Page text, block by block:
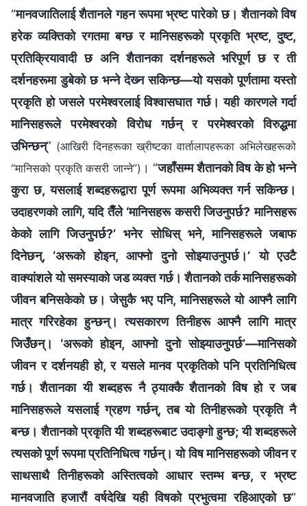
“मानवजातिलाई शैतानले गहन रूपमा भ्रष्ट पारेको छ। शैतानको विष
हरेक व्यक्तिको रगतमा बग्छ र मानिसहरूको प्रकृति भ्रष्ट, दुष्ट,
प्रतिक्रियावादी छ अनि शैतानका दर्शनहरूले भरिपूर्ण छ र ती
दर्शनहरूमा डुबेको छ भन्‍ने देख्‍न सकिन्छ—यो यसको पूर्णतामा यस्तो
प्रकृति हो जसले परमेश्‍वरलाई विश्‍वासघात गर्छ। यही कारणले गर्दा
मानिसहरूले परमेश्‍वरको विरोध गर्छन् र परमेश्‍वरको विरुद्धमा
उभिन्छन्” (आखिरी दिनहरूका ख्रीष्टका वार्तालापहरूका अभिलेखहरूको
“मानिसको प्रकृति कसरी जान्ने”) । “जहाँसम्म शैतानको विष के हो भन्ने
कुरा छ, यसलाई शब्दहरूद्वारा पूर्ण रूपमा अभिव्यक्त गर्न सकिन्छ।
उदाहरणको लागि, यदि तैँले ‘मानिसहरू कसरी जिउनुपर्छ? मानिसहरू
केको लागि जिउनुपर्छ?’ भनेर सोधिस् भने, मानिसहरूले जबाफ
दिनेछन्, ‘अरूको होइन, आफ्नो दुनो सोझ्याउनुपर्छ।’ यो एउटै
वाक्यांशले यो समस्याको जड व्यक्त गर्छ। शैतानको तर्क मानिसहरूको
जीवन बनिसकेको छ। जेसुकै भए पनि, मानिसहरूले यो आफ्नै लागि
मात्र गरिरहेका हुन्छन्। त्यसकारण तिनीहरू आफ्‍नै लागि मात्र
जिउँछन्। ‘अरूको होइन, आफ्नो दुनो सोझ्याउनुपर्छ’—मानिसको
जीवन र दर्शनयही हो, र यसले मानव प्रकृतिको पनि प्रतिनिधित्व
गर्छ। शैतानका यी शब्दहरू नै ठ्याक्‍कै शैतानको विष हो र जब
मानिसहरूले यसलाई ग्रहण गर्छन्, तब यो तिनीहरूको प्रकृति नै
बन्छ। शैतानको प्रकृति यी शब्दहरूबाट उदाङ्गो हुन्छ; यी शब्दहरूले
त्यसको पूर्ण रूपमा प्रतिनिधित्व गर्छन्। यो विष मानिसहरूको जीवन र
साथसाथै तिनीहरूको अस्तित्वको आधार स्तम्भ बन्छ, र भ्रष्ट
मानवजाति हजारौं वर्षदेखि यही विषको प्रभुत्वमा रहिआएको छ”